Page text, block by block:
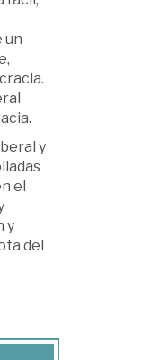
un
y
el
y
del